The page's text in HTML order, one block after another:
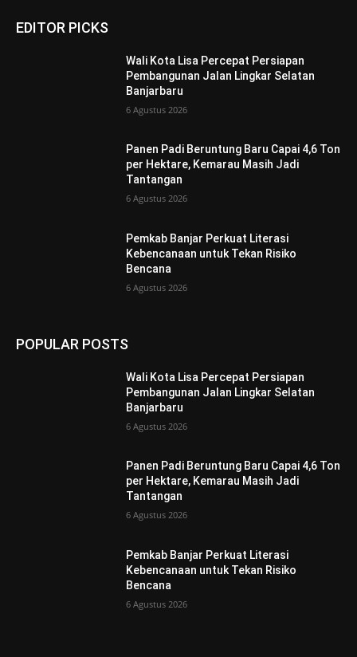
EDITOR PICKS
Wali Kota Lisa Percepat Persiapan
Pembangunan Jalan Lingkar Selatan
Banjarbaru
6 Agustus 2026
Panen Padi Beruntung Baru Capai 4,6 Ton
per Hektare, Kemarau Masih Jadi
Tantangan
6 Agustus 2026
Pemkab Banjar Perkuat Literasi
Kebencanaan untuk Tekan Risiko
Bencana
6 Agustus 2026
POPULAR POSTS
Wali Kota Lisa Percepat Persiapan
Pembangunan Jalan Lingkar Selatan
Banjarbaru
6 Agustus 2026
Panen Padi Beruntung Baru Capai 4,6 Ton
per Hektare, Kemarau Masih Jadi
Tantangan
6 Agustus 2026
Pemkab Banjar Perkuat Literasi
Kebencanaan untuk Tekan Risiko
Bencana
6 Agustus 2026